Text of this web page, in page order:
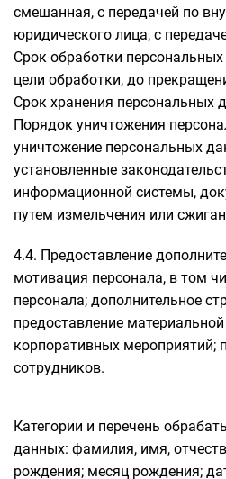
смешанная, с передачей по
юридического лица, с
Срок обработки
цели обработки, до
Срок хранения персональных
Порядок уничтожения
уничтожение персональных
установленные
информационной системы,
путем измельчения или
4.4. Предоставление
мотивация персонала, в том
персонала; дополнительное
предоставление
корпоративных мероприятий;
сотрудников.
Категории и перечень
данных: фамилия, имя,
рождения; месяц рождения;